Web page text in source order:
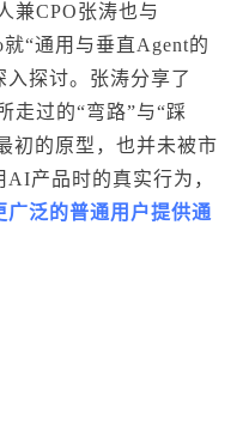
兼CPO张涛也与
“通用与垂直Agent的
探讨。张涛分享了
走过的“弯路”与“踩
初的原型，也并未被市
产品时的真实行为，
广泛的普通用户提供通